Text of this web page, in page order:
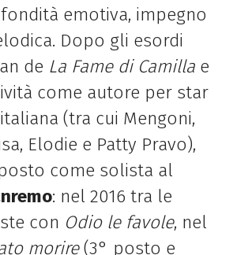
emotiva, impegno
Dopo gli esordi
de La Fame di Camillae
come autore per star
(tra cui Mengoni,
Elodie e Patty Pravo),
come solista al
: nel 2016 tra le
con Odio le favole, nel
morire(3° posto e